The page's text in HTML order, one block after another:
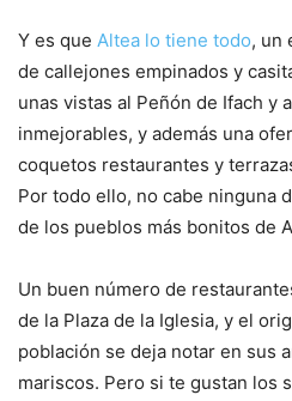
Y es que Altea lo tiene todo, un
de callejones empinados y
unas vistas al Peñón de Ifach y
inmejorables, y además una
coquetos restaurantes y
Por todo ello, no cabe ninguna
de los pueblos más bonitos de
Un buen número de
de la Plaza de la Iglesia, y el
población se deja notar en sus
mariscos. Pero si te gustan los